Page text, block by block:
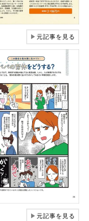
▶元記事を見る
▶元記事を見る